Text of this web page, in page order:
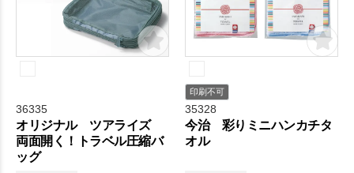
36335
オリジナル ツアライズ
両面開く！トラベル圧縮バ
ッグ
印刷不可
35328
今治 彩りミニハンカチタ
オル